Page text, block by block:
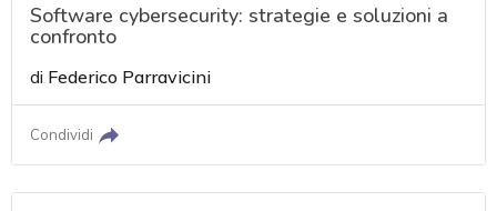
Software cybersecurity: strategie e soluzioni a
confronto
di Federico Parravicini
Condividi